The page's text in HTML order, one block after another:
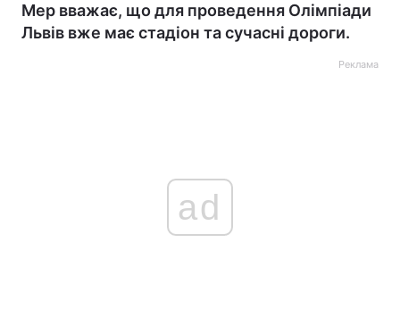
Мер вважає, що для проведення Олімпіади
Львів вже має стадіон та сучасні дороги.
Реклама
ad